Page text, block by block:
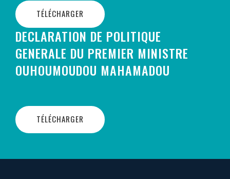
TÉLÉCHARGER
DECLARATION DE POLITIQUE
GENERALE DU PREMIER MINISTRE
OUHOUMOUDOU MAHAMADOU
TÉLÉCHARGER